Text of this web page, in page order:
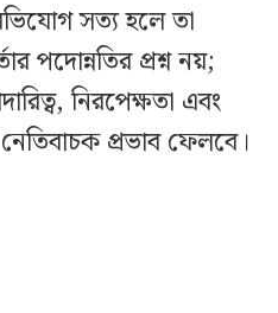
সত্য হলে তা
পদোন্নতির প্রশ্ন নয়;
নিরপেক্ষতা এবং
প্রভাব ফেলবে।